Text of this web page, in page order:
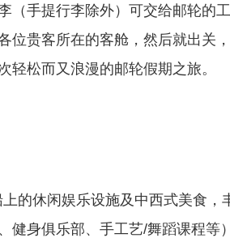
（手提行李除外）可交给邮轮的
位贵客所在的客舱，然后就出关
轻松而又浪漫的邮轮假期之旅。
的休闲娱乐设施及中西式美食，
健身俱乐部、手工艺/舞蹈课程等